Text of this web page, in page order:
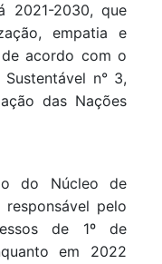
2021-2030, que
empatia e
acordo com o
n° 3,
das Nações
do Núcleo de
responsável pelo
de 1º de
em 2022